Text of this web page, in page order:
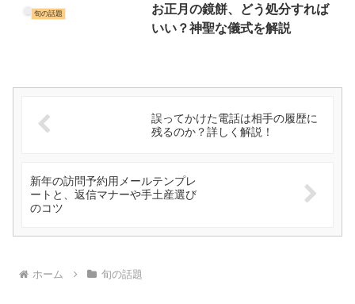
旬の話題
お正月の鏡餅、どう処分すれば
いい？神聖な儀式を解説
誤ってかけた電話は相手の履歴に
残るのか？詳しく解説！
新年の訪問予約用メールテンプレ
ートと、返信マナーや手土産選び
のコツ
ホーム 旬の話題